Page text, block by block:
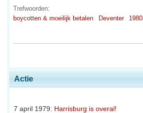
Actie
7 april 1979: Harrisburg is overal!
Trefwoorden:
boycotten & moeilijk betalen
Deventer 1980